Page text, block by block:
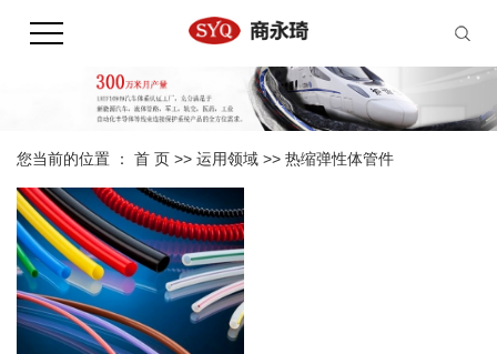
您当前的位置 ： 首 页 >> 运用领域 >> 热缩弹性体管件